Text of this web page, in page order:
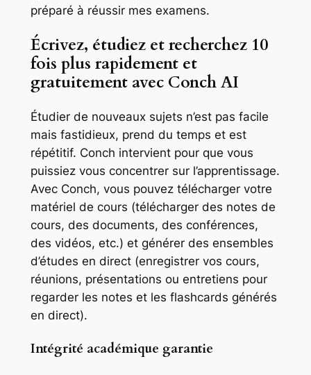
préparé à réussir mes examens.
Écrivez, étudiez et recherchez 10
fois plus rapidement et
gratuitement avec Conch AI
Étudier de nouveaux sujets n’est pas facile
mais fastidieux, prend du temps et est
répétitif. Conch intervient pour que vous
puissiez vous concentrer sur l’apprentissage.
Avec Conch, vous pouvez télécharger votre
matériel de cours (télécharger des notes de
cours, des documents, des conférences,
des vidéos, etc.) et générer des ensembles
d’études en direct (enregistrer vos cours,
réunions, présentations ou entretiens pour
regarder les notes et les flashcards générés
en direct).
Intégrité académique garantie